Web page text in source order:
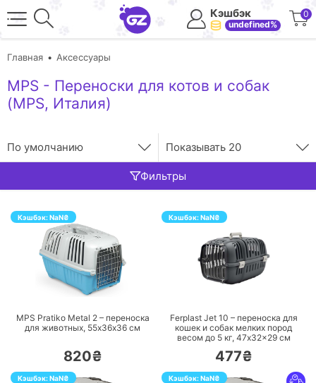
Кэшбэк
undefined%
0
Главная Аксессуары
MPS - Переноски для котов и собак
(MPS, Италия)
По умолчанию Показывать 20
Фильтры
Кэшбэк:NaN₴
ПЕРЕЙТИ
MPS Pratiko Metal 2 – переноска
для животных, 55х36х36 см
820₴
Кэшбэк:NaN₴
Ferplast Jet 10 – переноска для
кошек и собак мелких пород
весом до 5 кг, 47x32x29 см
477₴
Кэшбэк:NaN₴ Кэшбэк:NaN₴